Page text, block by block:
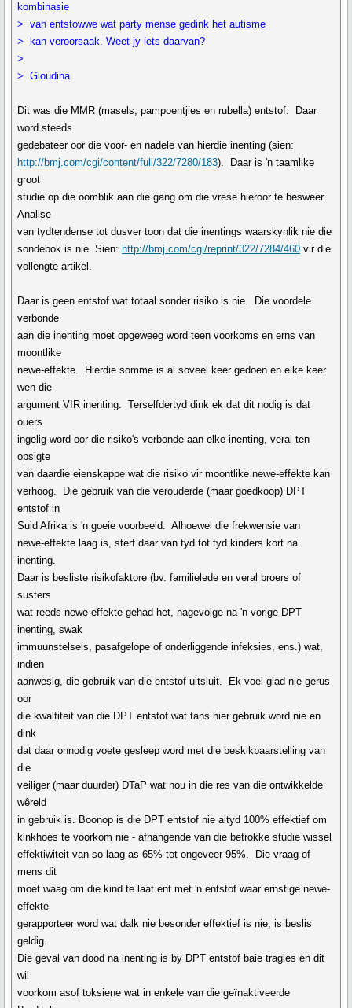
kombinasie
> van entstowwe wat party mense gedink het autisme
> kan veroorsaak. Weet jy iets daarvan?
>
> Gloudina
Dit was die MMR (masels, pampoentjies en rubella) entstof. Daar
word steeds
gedebateer oor die voor- en nadele van hierdie inenting (sien:
http://bmj.com/cgi/content/full/322/7280/183). Daar is 'n taamlike
groot
studie op die oomblik aan die gang om die vrese hieroor te besweer.
Analise
van tydtendense tot dusver toon dat die inentings waarskynlik nie die
sondebok is nie. Sien: http://bmj.com/cgi/reprint/322/7284/460 vir die
vollengte artikel.
Daar is geen entstof wat totaal sonder risiko is nie. Die voordele
verbonde
aan die inenting moet opgeweeg word teen voorkoms en erns van
moontlike
newe-effekte. Hierdie somme is al soveel keer gedoen en elke keer
wen die
argument VIR inenting. Terselfdertyd dink ek dat dit nodig is dat
ouers
ingelig word oor die risiko's verbonde aan elke inenting, veral ten
opsigte
van daardie eienskappe wat die risiko vir moontlike newe-effekte kan
verhoog. Die gebruik van die verouderde (maar goedkoop) DPT
entstof in
Suid Afrika is 'n goeie voorbeeld. Alhoewel die frekwensie van
newe-effekte laag is, sterf daar van tyd tot tyd kinders kort na
inenting.
Daar is besliste risikofaktore (bv. familielede en veral broers of
susters
wat reeds newe-effekte gehad het, nagevolge na 'n vorige DPT
inenting, swak
immuunstelsels, pasafgelope of onderliggende infeksies, ens.) wat,
indien
aanwesig, die gebruik van die entstof uitsluit. Ek voel glad nie gerus
oor
die kwaltiteit van die DPT entstof wat tans hier gebruik word nie en
dink
dat daar onnodig voete gesleep word met die beskikbaarstelling van
die
veiliger (maar duurder) DTaP wat nou in die res van die ontwikkelde
wêreld
in gebruik is. Boonop is die DPT entstof nie altyd 100% effektief om
kinkhoes te voorkom nie - afhangende van die betrokke studie wissel
effektiwiteit van so laag as 65% tot ongeveer 95%. Die vraag of
mens dit
moet waag om die kind te laat ent met 'n entstof waar ernstige newe-
effekte
gerapporteer word wat dalk nie besonder effektief is nie, is beslis
geldig.
Die geval van dood na inenting is by DPT entstof baie tragies en dit
wil
voorkom asof toksiene wat in enkele van die geïnaktiveerde